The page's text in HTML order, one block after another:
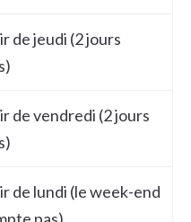
de jeudi (2 jours
de vendredi (2 jours
de lundi (le week-end